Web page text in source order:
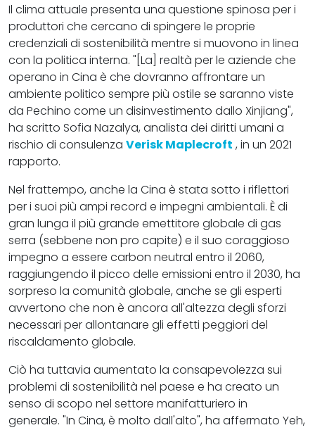
Il clima attuale presenta una questione spinosa per i
produttori che cercano di spingere le proprie
credenziali di sostenibilità mentre si muovono in linea
con la politica interna. "[La] realtà per le aziende che
operano in Cina è che dovranno affrontare un
ambiente politico sempre più ostile se saranno viste
da Pechino come un disinvestimento dallo Xinjiang",
ha scritto Sofia Nazalya, analista dei diritti umani a
rischio di consulenza Verisk Maplecroft , in un 2021
rapporto.
Nel frattempo, anche la Cina è stata sotto i riflettori
per i suoi più ampi record e impegni ambientali. È di
gran lunga il più grande emettitore globale di gas
serra (sebbene non pro capite) e il suo coraggioso
impegno a essere carbon neutral entro il 2060,
raggiungendo il picco delle emissioni entro il 2030, ha
sorpreso la comunità globale, anche se gli esperti
avvertono che non è ancora all'altezza degli sforzi
necessari per allontanare gli effetti peggiori del
riscaldamento globale.
Ciò ha tuttavia aumentato la consapevolezza sui
problemi di sostenibilità nel paese e ha creato un
senso di scopo nel settore manifatturiero in
generale. "In Cina, è molto dall'alto", ha affermato Yeh,